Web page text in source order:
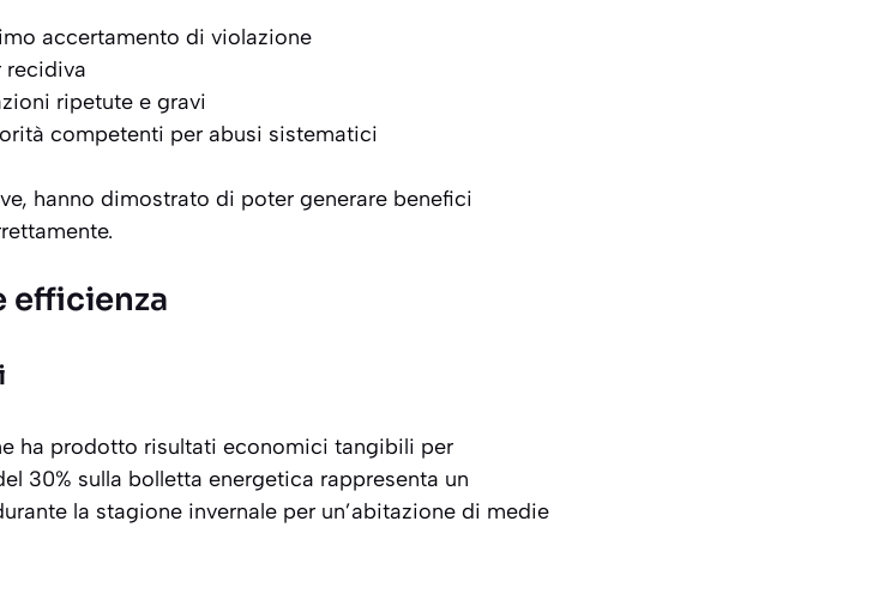
accertamento di violazione
recidiva
ripetute e gravi
competenti per abusi sistematici
hanno dimostrato di poter generare benefici
efficienza
ha prodotto risultati economici tangibili per
30% sulla bolletta energetica rappresenta un
la stagione invernale per un’abitazione di medie